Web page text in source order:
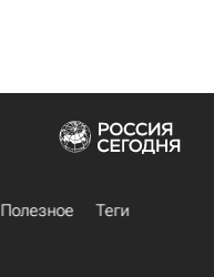
Полезное
Теги